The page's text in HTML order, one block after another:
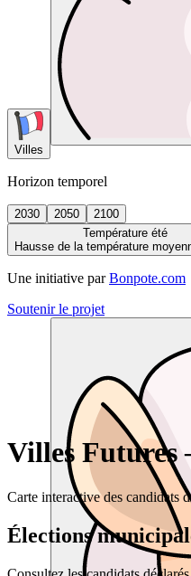
Villes
Horizon temporel
2030 2050
2100
Température été
Hausse de la température
Une initiative par Bonpote.com
Soutenir le projet
Villes Futures
Carte interactive des candidats
Élections